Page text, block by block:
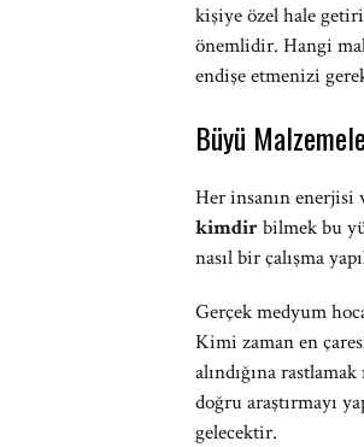
kişiye özel hale
önemlidir. Hangi
endişe etmenizi
Büyü
Her insanın enerjisi
kimdirbilmek bu
nasıl bir çalışma
Gerçek medyum
Kimi zaman en
alındığına
doğru araştırmayı
gelecektir.